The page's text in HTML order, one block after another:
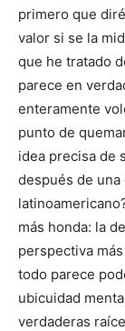
primero que
valor si se la
que he tratado
parece en
enteramente
punto de
idea precisa de
después de
más honda: la
perspectiva
todo parece
ubicuidad
verdaderas